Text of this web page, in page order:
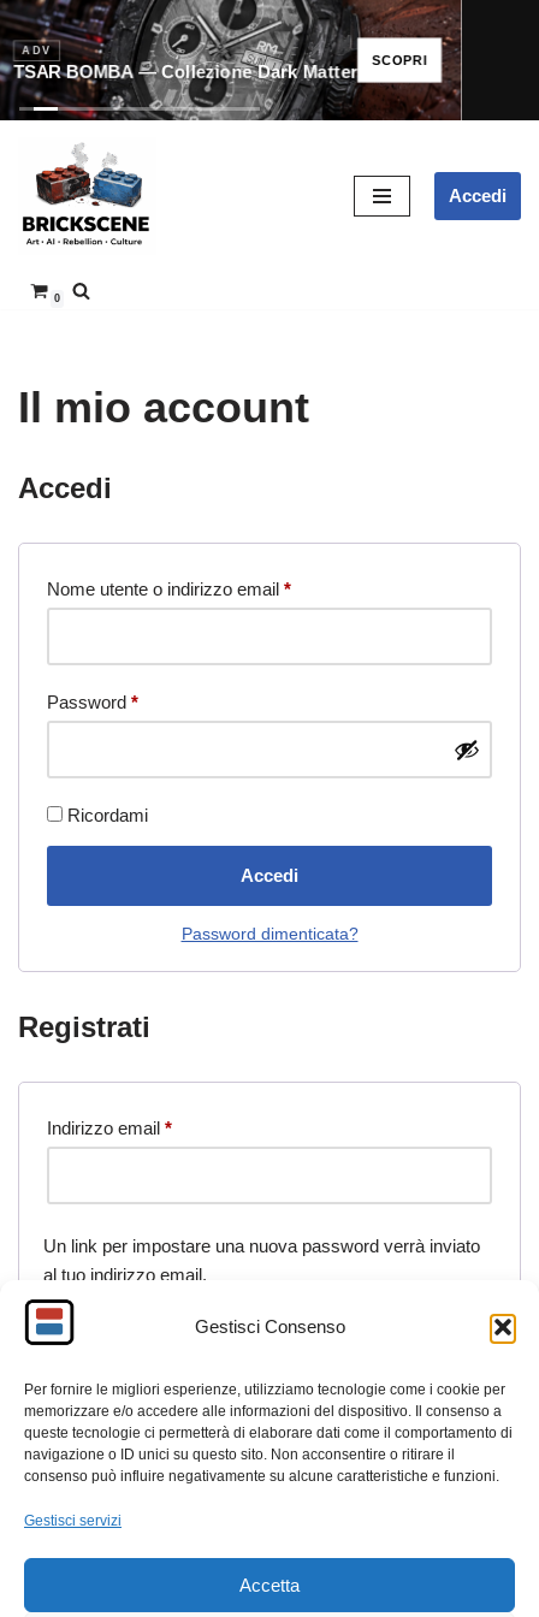
Gestisci Consenso
Per fornire le migliori esperienze, utilizziamo tecnologie come i cookie per
memorizzare e/o accedere alle informazioni del dispositivo. Il consenso a
queste tecnologie ci permetterà di elaborare dati come il comportamento di
navigazione o ID unici su questo sito. Non acconsentire o ritirare il
consenso può influire negativamente su alcune caratteristiche e funzioni.
Gestisci servizi
Accetta
ADV
TSAR BOMBA — Collezione Dark Matter
SCOPRI
Vai
al
contenuto
Accedi
0
Il mio account
Accedi
Nome utente o indirizzo email *
Password *
Ricordami
Accedi
Password dimenticata?
Registrati
Indirizzo email *
Un link per impostare una nuova password verrà inviato
al tuo indirizzo email.
I tuoi dati personali verranno utilizzati per supportare la
al tuo account e per altri scopi descritti nella nostra
informativa sulla privacy.
Registrati